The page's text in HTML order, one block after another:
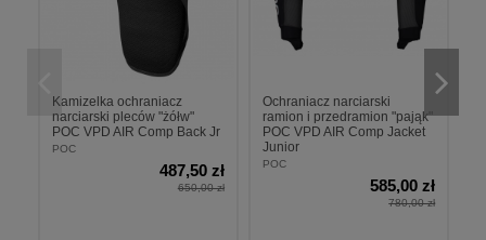
Kamizelka ochraniacz
narciarski pleców "żółw"
POC VPD AIR Comp Back Jr
POC
487,50 zł
650,00 zł
Ochraniacz narciarski
ramion i przedramion "pająk"
POC VPD AIR Comp Jacket
Junior
POC
585,00 zł
780,00 zł